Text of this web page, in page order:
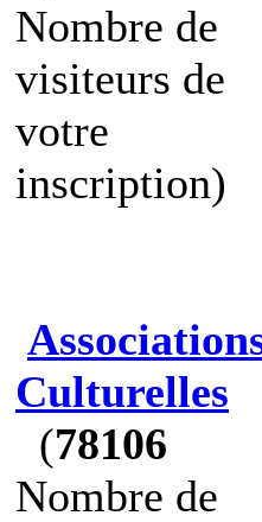
Nombre de
visiteurs de
votre
inscription)
Culturelles
(78106
Nombre de